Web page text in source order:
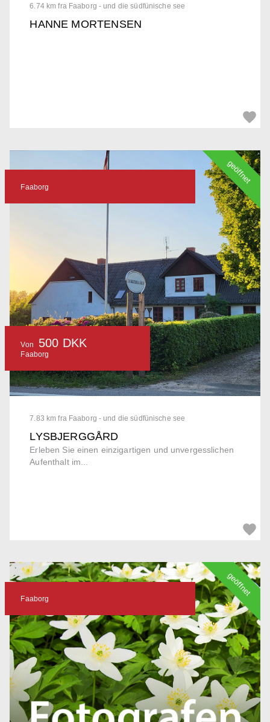
6.74 km fra Faaborg - und die südfünische see
HANNE MORTENSEN
7.83 km fra Faaborg - und die südfünische see
LYSBJERGGÅRD
Erleben Sie einen einzigartigen und unvergesslichen
Aufenthalt im...
Faaborg
Von 500 DKK
Faaborg
geöffnet
Faaborg
geöffnet